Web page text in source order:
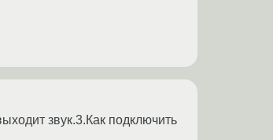
звук.3.Как подключить